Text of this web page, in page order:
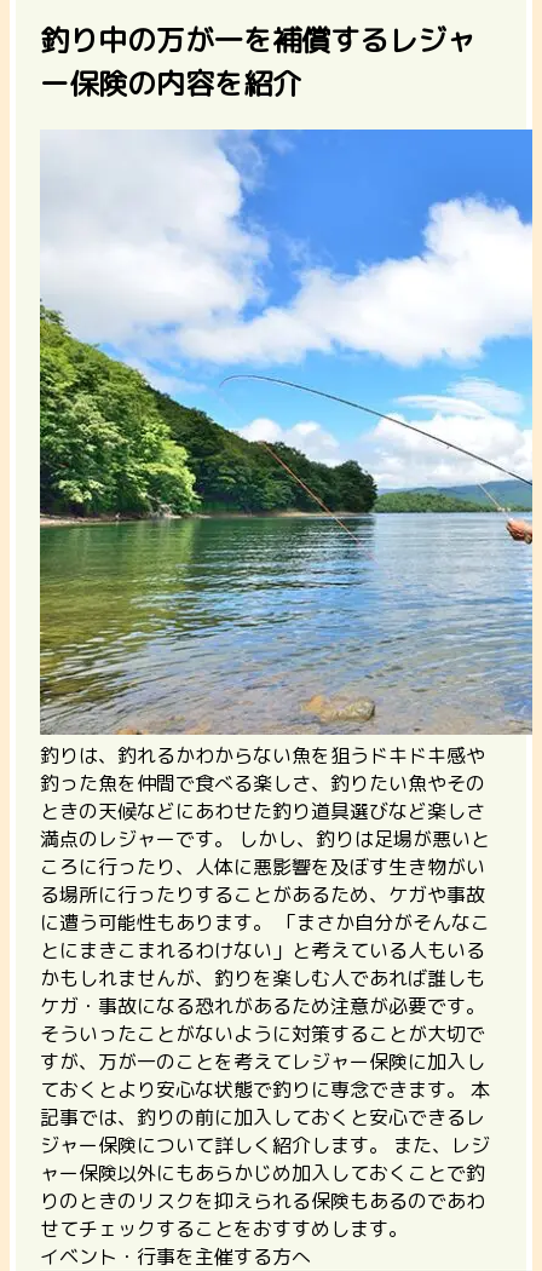
釣り中の万が一を補償するレジャ
ー保険の内容を紹介
釣りは、釣れるかわからない魚を狙うドキドキ感や
釣った魚を仲間で食べる楽しさ、釣りたい魚やその
ときの天候などにあわせた釣り道具選びなど楽しさ
満点のレジャーです。 しかし、釣りは足場が悪いと
ころに行ったり、人体に悪影響を及ぼす生き物がい
る場所に行ったりすることがあるため、ケガや事故
に遭う可能性もあります。 「まさか自分がそんなこ
とにまきこまれるわけない」と考えている人もいる
かもしれませんが、釣りを楽しむ人であれば誰しも
ケガ・事故になる恐れがあるため注意が必要です。
そういったことがないように対策することが大切で
すが、 万が一のことを考えてレジャー保険に加入し
ておくとより安心な状態で釣りに専念できます。
本
記事では、釣りの前に加入しておくと安心できるレ
ジャー保険について詳しく紹介します。 また、レジ
ャー保険以外にもあらかじめ加入しておくことで釣
りのときのリスクを抑えられる保険もあるのであわ
せてチェックすることをおすすめします。
イベント・行事を主催する方へ